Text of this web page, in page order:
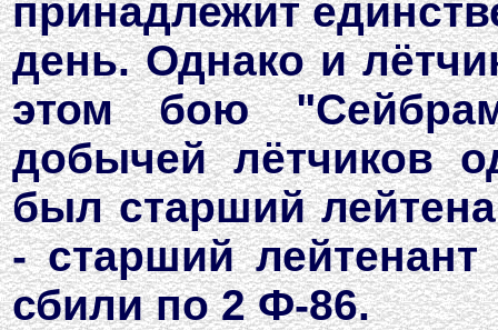
принадлежит
день. Однако и
этом бою
добычей лётчиков
был старший
- старший
сбили по 2 Ф-86.